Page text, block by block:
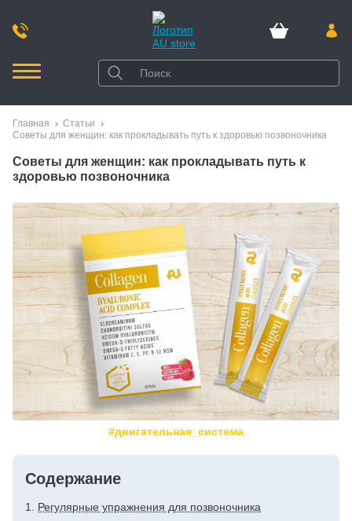
Главная
Статьи
Советы для женщин: как прокладывать путь к здоровью позвоночника
Советы для женщин: как прокладывать путь к
здоровью позвоночника
#двигательная_система
Содержание
Регулярные упражнения для позвоночника